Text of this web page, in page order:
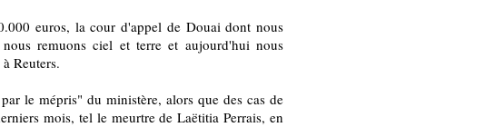
euros, la cour d'appel de Douai dont nous
remuons ciel et terre et aujourd'hui nous
Reuters.
le mépris" du ministère, alors que des cas de
mois, tel le meurtre de Laëtitia Perrais, en